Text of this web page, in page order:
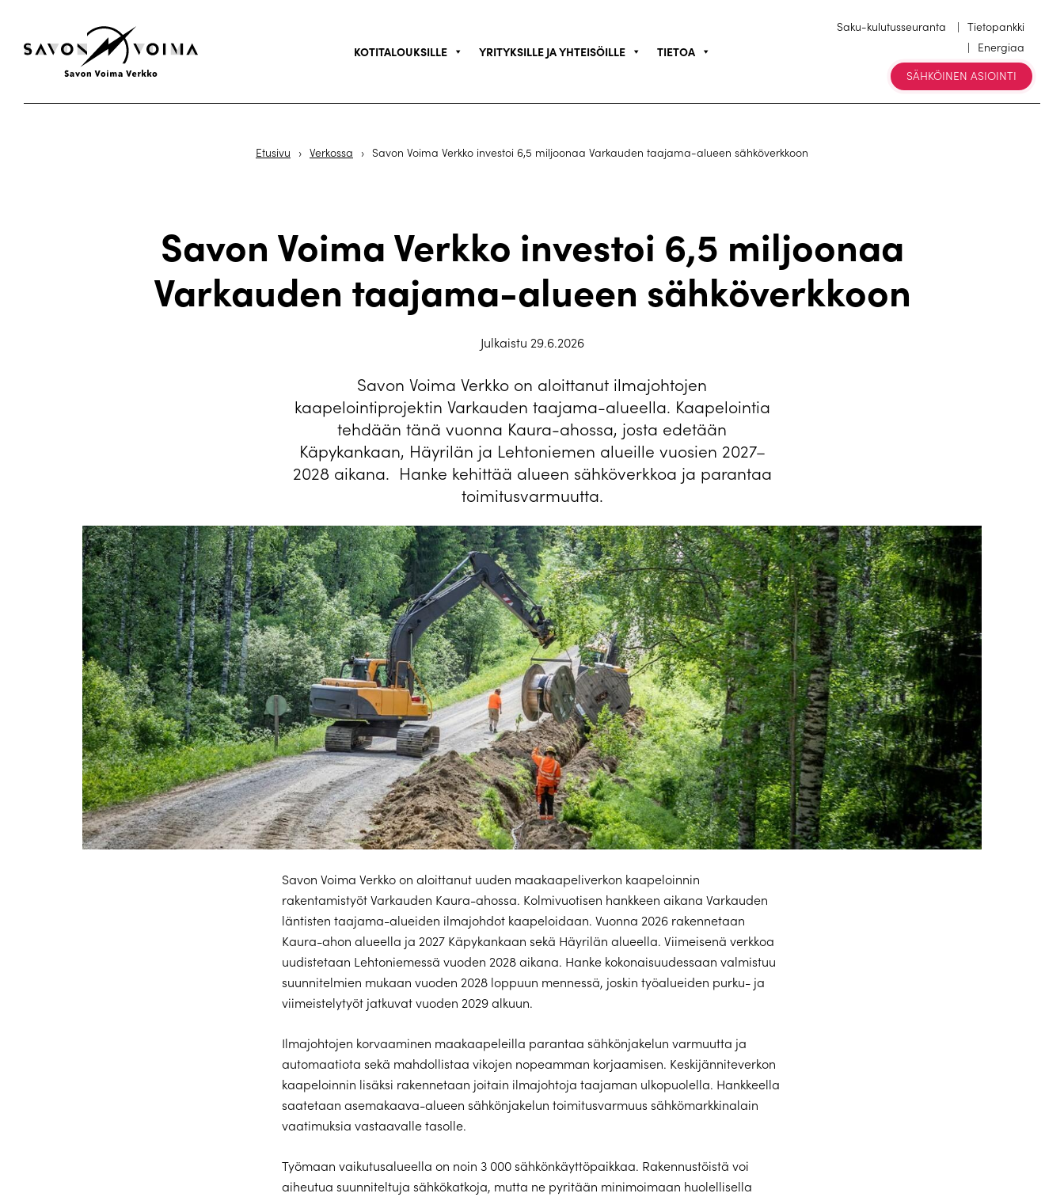
KOTITALOUKSILLE YRITYKSILLE JA YHTEISÖILLE TIETOA
Saku-kulutusseuranta
Tietopankki
Energiaa
SÄHKÖINEN ASIOINTI
Etusivu › Verkossa › Savon Voima Verkko investoi 6,5 miljoonaa Varkauden taajama-alueen sähköverkkoon
Savon Voima Verkko investoi 6,5 miljoonaa
Varkauden taajama-alueen sähköverkkoon
Julkaistu 29.6.2026
Savon Voima Verkko on aloittanut ilmajohtojen
kaapelointiprojektin Varkauden taajama-alueella. Kaapelointia
tehdään tänä vuonna Kaura-ahossa, josta edetään
Käpykankaan, Häyrilän ja Lehtoniemen alueille vuosien 2027–
2028 aikana. Hanke kehittää alueen sähköverkkoa ja parantaa
toimitusvarmuutta.
Savon Voima Verkko on aloittanut uuden maakaapeliverkon kaapeloinnin
rakentamistyöt Varkauden Kaura-ahossa. Kolmivuotisen hankkeen aikana Varkauden
läntisten taajama-alueiden ilmajohdot kaapeloidaan. Vuonna 2026 rakennetaan
Kaura-ahon alueella ja 2027 Käpykankaan sekä Häyrilän alueella. Viimeisenä verkkoa
uudistetaan Lehtoniemessä vuoden 2028 aikana. Hanke kokonaisuudessaan valmistuu
suunnitelmien mukaan vuoden 2028 loppuun mennessä, joskin työalueiden purku- ja
viimeistelytyöt jatkuvat vuoden 2029 alkuun.
Ilmajohtojen korvaaminen maakaapeleilla parantaa sähkönjakelun varmuutta ja
automaatiota sekä mahdollistaa vikojen nopeamman korjaamisen. Keskijänniteverkon
kaapeloinnin lisäksi rakennetaan joitain ilmajohtoja taajaman ulkopuolella. Hankkeella
saatetaan asemakaava-alueen sähkönjakelun toimitusvarmuus sähkömarkkinalain
vaatimuksia vastaavalle tasolle.
Työmaan vaikutusalueella on noin 3 000 sähkönkäyttöpaikkaa. Rakennustöistä voi
aiheutua suunniteltuja sähkökatkoja, mutta ne pyritään minimoimaan huolellisella